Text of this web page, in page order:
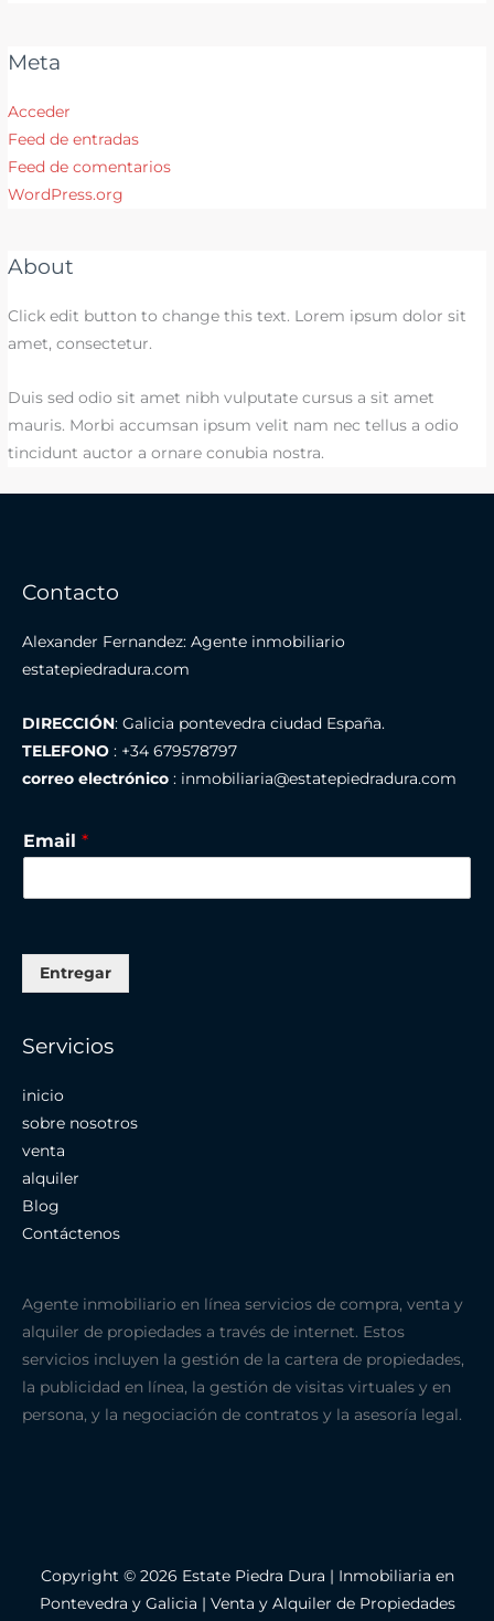
Meta
Acceder
Feed de entradas
Feed de comentarios
WordPress.org
About
Click edit button to change this text. Lorem ipsum dolor sit
amet, consectetur.
Duis sed odio sit amet nibh vulputate cursus a sit amet
mauris. Morbi accumsan ipsum velit nam nec tellus a odio
tincidunt auctor a ornare conubia nostra.
Contacto
Alexander Fernandez: Agente inmobiliario
estatepiedradura.com
DIRECCIÓN: Galicia pontevedra ciudad España.
TELEFONO : +34 679578797
correo electrónico : inmobiliaria@estatepiedradura.com
Email *
Entregar
Servicios
inicio
sobre nosotros
venta
alquiler
Blog
Contáctenos
Agente inmobiliario en línea servicios de compra, venta y
alquiler de propiedades a través de internet. Estos
servicios incluyen la gestión de la cartera de propiedades,
la publicidad en línea, la gestión de visitas virtuales y en
persona, y la negociación de contratos y la asesoría legal.
Copyright © 2026 Estate Piedra Dura | Inmobiliaria en
Pontevedra y Galicia | Venta y Alquiler de Propiedades